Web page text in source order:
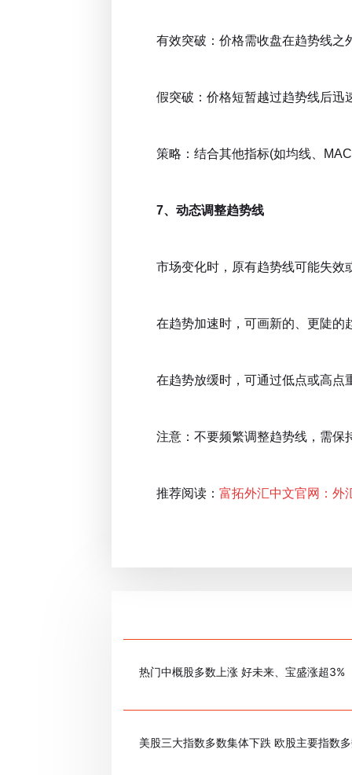
有效突破：价格需收盘在趋势线之
假突破：价格短暂越过趋势线后迅
策略：结合其他指标(如均线、
7、动态调整趋势线
市场变化时，原有趋势线可能失效
在趋势加速时，可画新的、更陡的
在趋势放缓时，可通过低点或高点
注意：不要频繁调整趋势线，需保
推荐阅读： 富拓外汇中文官网：外
热门中概股多数上涨 好未来、宝盛涨超3%
美股三大指数多数集体下跌 欧股主要指数